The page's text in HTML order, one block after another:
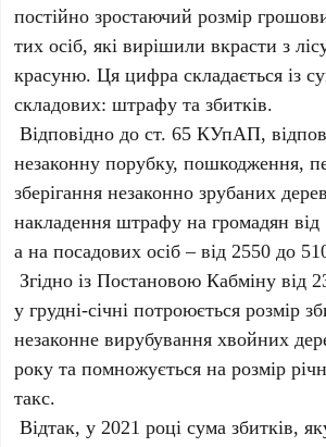
постійно зростаючий розмір
тих осіб, які вирішили вкрасти з
красуню. Ця цифра складається із
складових: штрафу та збитків.
Відповідно до ст. 65 КУпАП,
незаконну порубку, пошкодження,
зберігання незаконно зрубаних
накладення штрафу на громадян
а на посадових осіб – від 2550 до
Згідно із Постановою Кабміну від
у грудні-січні потроюється розмір
незаконне вирубування хвойних
року та помножується на розмір
такс.
Відтак, у 2021 році сума збитків,